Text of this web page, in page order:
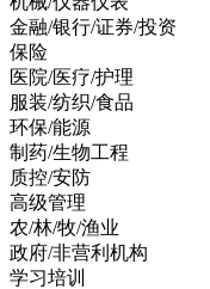
金融/银行/证券/投资
保险
医院/医疗/护理
服装/纺织/食品
环保/能源
制药/生物工程
质控/安防
高级管理
农/林/牧/渔业
政府/非营利机构
学习培训